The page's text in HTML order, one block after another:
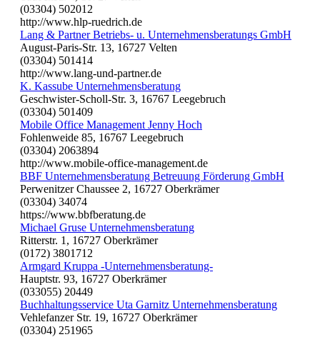
(03304) 502012
http://www.hlp-ruedrich.de
Lang & Partner Betriebs- u. Unternehmensberatungs GmbH
August-Paris-Str. 13, 16727 Velten
(03304) 501414
http://www.lang-und-partner.de
K. Kassube Unternehmensberatung
Geschwister-Scholl-Str. 3, 16767 Leegebruch
(03304) 501409
Mobile Office Management Jenny Hoch
Fohlenweide 85, 16767 Leegebruch
(03304) 2063894
http://www.mobile-office-management.de
BBF Unternehmensberatung Betreuung Förderung GmbH
Perwenitzer Chaussee 2, 16727 Oberkrämer
(03304) 34074
https://www.bbfberatung.de
Michael Gruse Unternehmensberatung
Ritterstr. 1, 16727 Oberkrämer
(0172) 3801712
Armgard Kruppa -Unternehmensberatung-
Hauptstr. 93, 16727 Oberkrämer
(033055) 20449
Buchhaltungsservice Uta Garnitz Unternehmensberatung
Vehlefanzer Str. 19, 16727 Oberkrämer
(03304) 251965